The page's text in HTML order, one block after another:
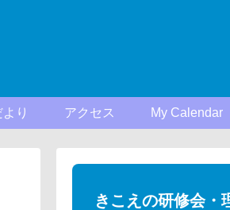
り アクセス My Calendar
きこえの研修会・